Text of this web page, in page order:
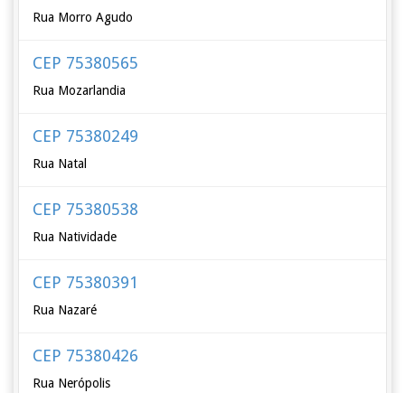
Rua Morro Agudo
CEP 75380565
Rua Mozarlandia
CEP 75380249
Rua Natal
CEP 75380538
Rua Natividade
CEP 75380391
Rua Nazaré
CEP 75380426
Rua Nerópolis